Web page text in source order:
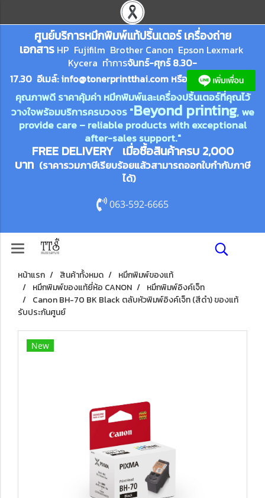
ศูนย์บริการหมึกพิมพ์แท้ปริ้นเตอร์ เครื่องถ่าย
เอกสาร HP Fujifilm Brother Canon Epson Lexmark
Kycera ทำการจันทร์-ศุกร์ 8.30-
17.30 อีเมล์:info@tonerprintthai.com หรือ
คุณภาพดี ราคาคุ้มค่า หมึกพิมพ์และเครื่องปริ้นเตอร์ที่คุณไว้
วางใจพร้อมบริการครบวงจร "Beyond printing, we
provide care – reliable products with exceptional
after-sales support."
FREE DELIVERY เมื่อซื้อสินค้าครบ 2,000
บาท (ราคารวมภาษีเรียบร้อยแล้วสามารถออกใบกำกับภาษี
ได้)
063-592-6665
หน้าแรก สินค้าทั้งหมด
หมึกพิมพ์ของแท้
หมึกพิมพ์ของแท้ยี่ห้อ CANON
หมึกพิมพ์อิงค์เจ็ท
Canon BH-70 BK Black ตลับหัวพิมพ์อิงค์เจ็ท (สีดำ) ของแท้
รับประกันศูนย์
New